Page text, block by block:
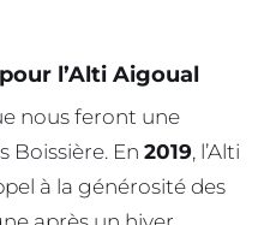
l’Alti Aigoual
nous feront une
Boissière. En 2019, l’Alti
à la générosité des